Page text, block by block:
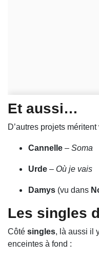
Et aussi…
D’autres projets
Cannelle – Soma
Urde – Où je vais
Damys (vu dans
Les singles
Côté singles, là aussi il
enceintes à fond :